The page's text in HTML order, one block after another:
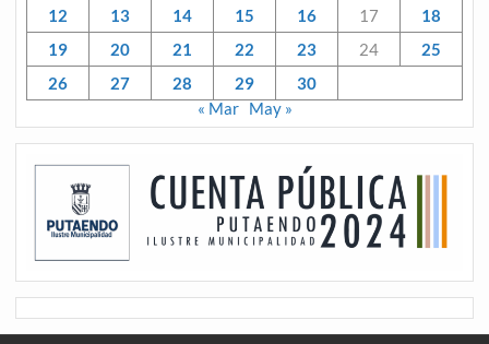
12
13 14 15 16 17
18
19
20 21 22 23 24
25
26
27 28 29
30
« Mar May »